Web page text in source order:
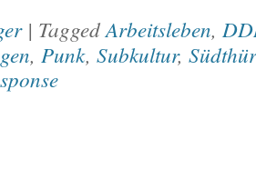
| TaggedArbeitsleben,
, Punk, Subkultur,